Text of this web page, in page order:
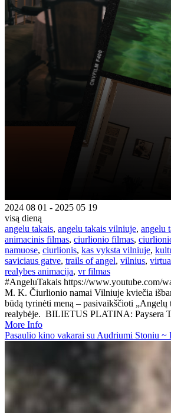
2024 08 01 - 2025 05 19
visą dieną
angelu takais, angelu takais vilniuje, angelu
animacinis filmas, ciurlionio filmas,
namuose, ciurlionis, kas vyksta vilniuje,
saviciaus gatve, trails of angel, vilnius,
realybes animacija, vr filmas
#AngeluTakais https://www.youtube.com/
M. K. Čiurlionio namai Vilniuje kviečia
būdą tyrinėti meną – pasivaikščioti „Angelų
realybėje. BILIETUS PLATINA: Paysera
More Info
Pasaulio kino vakarai su Audriumi Stoniu ~